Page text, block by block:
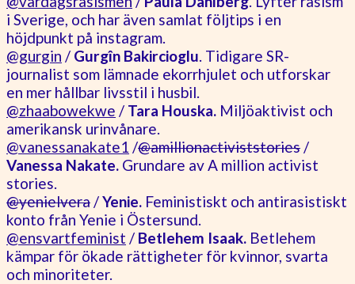
i Sverige, och har även samlat följtips i en
höjdpunkt på instagram.
@gurgin / Gurgîn Bakircioglu. Tidigare SR-
journalist som lämnade ekorrhjulet och utforskar
en mer hållbar livsstil i husbil.
@zhaabowekwe / Tara Houska. Miljöaktivist och
amerikansk urinvånare.
@vanessanakate1 /@amillionactiviststories/
Vanessa Nakate. Grundare av A million activist
stories.
@yenielvera/Yenie. Feministiskt och antirasistiskt
konto från Yenie i Östersund.
@ensvartfeminist / Betlehem Isaak. Betlehem
kämpar för ökade rättigheter för kvinnor, svarta
och minoriteter.